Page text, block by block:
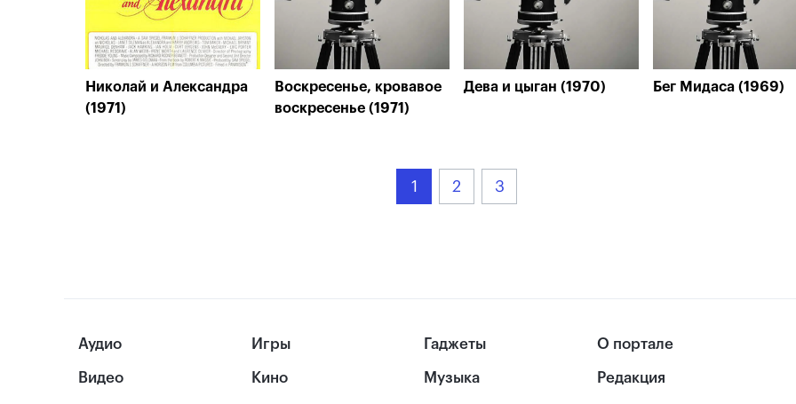
Николай и Александра
(1971)
Воскресенье, кровавое
воскресенье (1971)
Дева и цыган (1970) Бег Мидаса (1969)
1 2 3
Аудио
Видео
Игры
Кино
Гаджеты
Музыка
О портале
Редакция